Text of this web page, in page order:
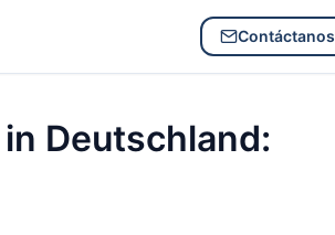
Contáctanos
Deutschland: